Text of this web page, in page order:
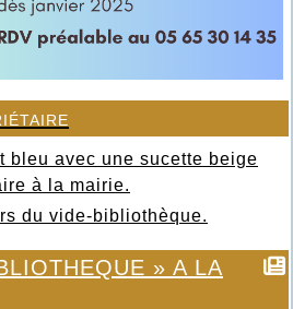
bleu avec une sucette beige
à la mairie.
du vide-bibliothèque.
» A LA